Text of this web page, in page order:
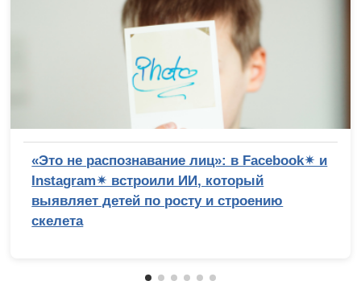
«Это не распознавание лиц»: в Facebook✴ и
Instagram✴ встроили ИИ, который
выявляет детей по росту и строению
скелета